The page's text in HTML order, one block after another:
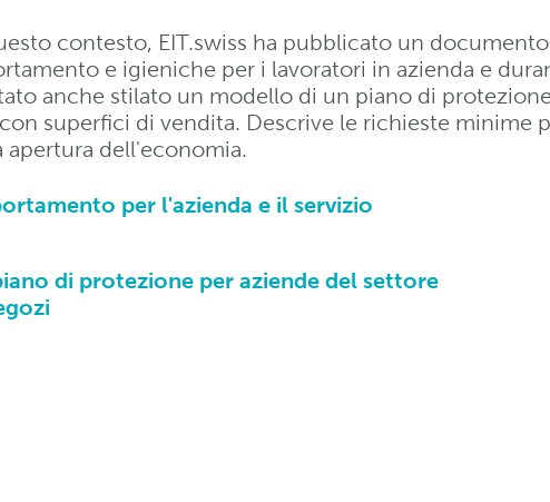
contesto, EIT.swiss ha pubblicato un
e igieniche per i lavoratori in azienda e
anche stilato un modello di un piano di
superfici di vendita. Descrive le richieste minime
dell'economia.
per l'azienda e il servizio
di protezione per aziende del settore